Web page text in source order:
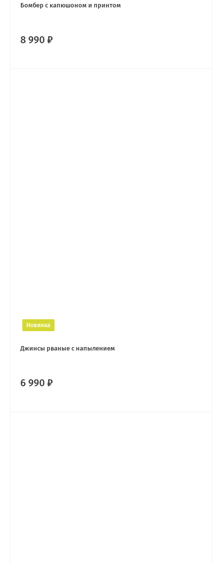
Бомбер с капюшоном и принтом
8 990 ₽
Новинка
Джинсы рваные с напылением
6 990 ₽